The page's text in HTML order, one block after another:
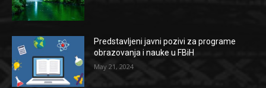
Predstavljeni javni pozivi za programe
obrazovanja i nauke u FBiH
May 21, 2024